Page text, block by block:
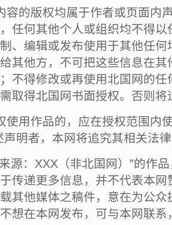
容的版权均属于作者或页面内
任何其他个人或组织均不得
、编辑或发布使用于其他任
其他方，不可把这些信息在
不得修改或再使用北国网的
取得北国网书面授权。否则将
使用作品的，应在授权范围内
声明者，本网将追究其相关法
源：XXX（非北国网）”的作
传递更多信息，并不代表本
其他媒体之稿件，意在为公
想在本网发布，可与本网联